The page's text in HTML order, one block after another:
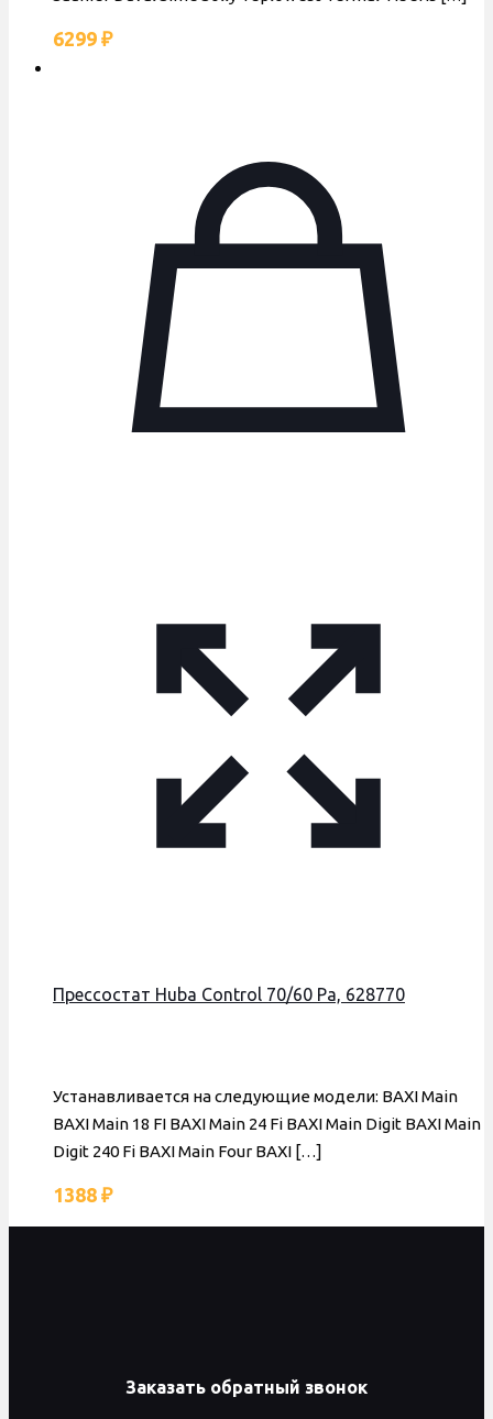
6299 ₽
Прессостат Huba Control 70/60 Pa, 628770
Устанавливается на следующие модели: BAXI Main
BAXI Main 18 FI BAXI Main 24 Fi BAXI Main Digit BAXI Main
Digit 240 Fi BAXI Main Four BAXI […]
1388 ₽
Заказать обратный звонок